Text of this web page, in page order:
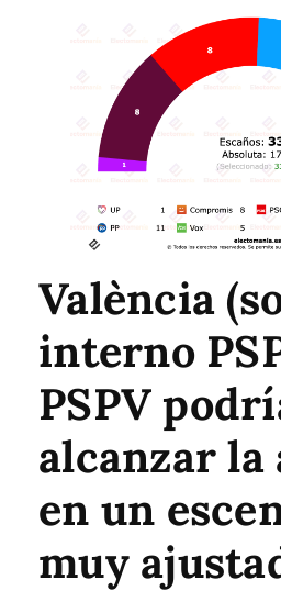
València
interno
PSPV
alcanzar la
en un
muy